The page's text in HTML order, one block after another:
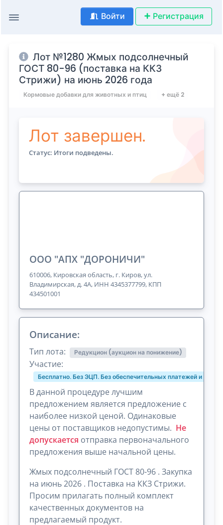
Войти Регистрация
Лот №1280 Жмых подсолнечный
ГОСТ 80-96 (поставка на ККЗ
Стрижи) на июнь 2026 года
Кормовые добавки для животных и птиц + ещё 2
Лот завершен.
Статус: Итоги подведены.
ООО "АПХ "ДОРОНИЧИ"
610006, Кировская область, г. Киров, ул.
Владимирская, д. 4А, ИНН 4345377799, КПП
434501001
Описание:
Тип лота: Редукцион (аукцион на понижение)
Участие:
Бесплатно. Без ЭЦП. Без обеспечительных платежей и
В данной процедуре лучшим
предложением является предложение с
наиболее низкой ценой. Одинаковые
цены от поставщиков недопустимы. Не
допускается отправка первоначального
предложения выше начальной цены.
Жмых подсолнечный ГОСТ 80-96 . Закупка
на июнь 2026 . Поставка на ККЗ Стрижи.
Просим прилагать полный комплект
качественных документов на
предлагаемый продукт.